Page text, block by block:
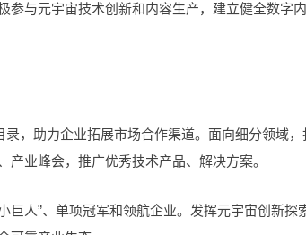
参与元宇宙技术创新和内容生产，建立健全数字
，助力企业拓展市场合作渠道。面向细分领域，
业峰会，推广优秀技术产品、解决方案。
巨人”、单项冠军和领航企业。发挥元宇宙创新探